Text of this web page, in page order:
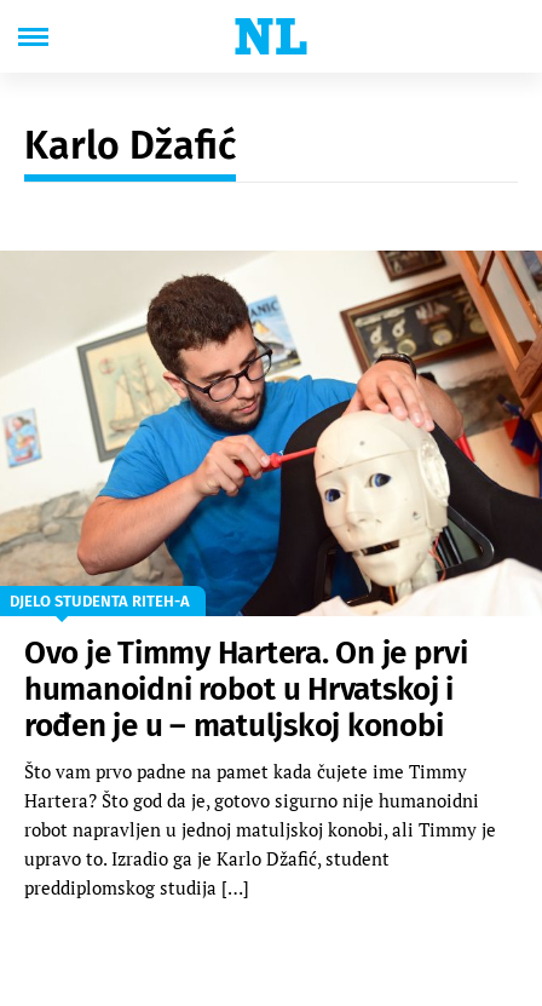
Karlo Džafić
DJELO STUDENTA RITEH-A
Ovo je Timmy Hartera. On je prvi
humanoidni robot u Hrvatskoj i
rođen je u – matuljskoj konobi
Što vam prvo padne na pamet kada čujete ime Timmy
Hartera? Što god da je, gotovo sigurno nije humanoidni
robot napravljen u jednoj matuljskoj konobi, ali Timmy je
upravo to. Izradio ga je Karlo Džafić, student
preddiplomskog studija […]